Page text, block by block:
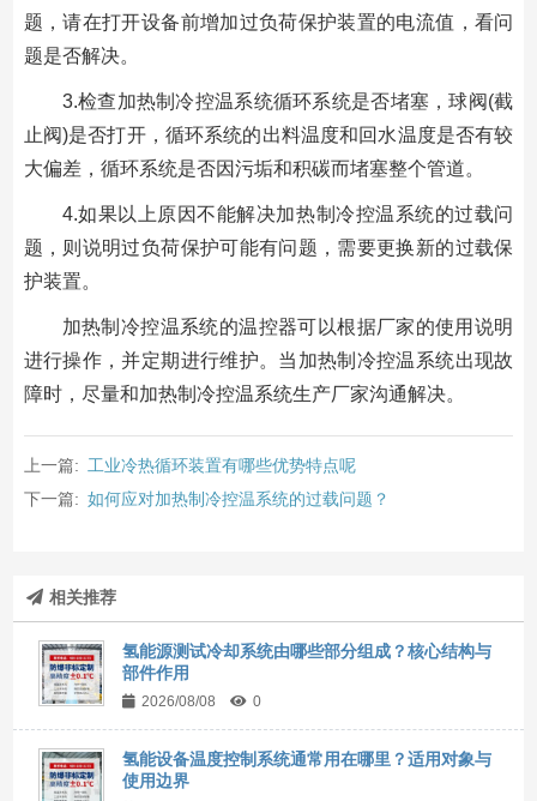
题，请在打开设备前增加过负荷保护装置的电流值，看问
题是否解决。
3.检查加热制冷控温系统循环系统是否堵塞，球阀(截
止阀)是否打开，循环系统的出料温度和回水温度是否有较
大偏差，循环系统是否因污垢和积碳而堵塞整个管道。
4.如果以上原因不能解决加热制冷控温系统的过载问
题，则说明过负荷保护可能有问题，需要更换新的过载保
护装置。
加热制冷控温系统的温控器可以根据厂家的使用说明
进行操作，并定期进行维护。当加热制冷控温系统出现故
障时，尽量和加热制冷控温系统生产厂家沟通解决。
上一篇: 工业冷热循环装置有哪些优势特点呢
下一篇: 如何应对加热制冷控温系统的过载问题？
相关推荐
氢能源测试冷却系统由哪些部分组成？核心结构与
部件作用
2026/08/08 0
氢能设备温度控制系统通常用在哪里？适用对象与
使用边界